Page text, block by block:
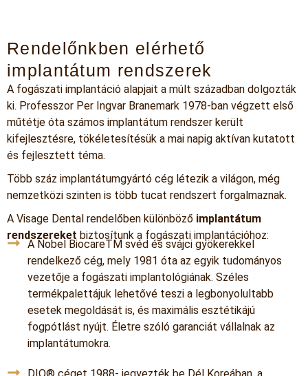
Rendelőnkben elérhető
implantátum rendszerek
A fogászati implantáció alapjait a múlt században dolgozták
ki. Professzor Per Ingvar Branemark 1978-ban végzett első
műtétje óta számos implantátum rendszer került
kifejlesztésre, tökéletesítésük a mai napig aktívan kutatott
és fejlesztett téma.
Több száz implantátumgyártó cég létezik a világon, még
nemzetközi szinten is több tucat rendszert forgalmaznak.
A Visage Dental rendelőben különböző implantátum
rendszereket biztosítunk a fogászati implantációhoz:
A Nobel BiocareTM svéd és svájci gyökerekkel
rendelkező cég, mely 1981 óta az egyik tudományos
vezetője a fogászati implantológiának. Széles
termékpalettájuk lehetővé teszi a legbonyolultabb
esetek megoldását is, és maximális esztétikájú
fogpótlást nyújt. Életre szóló garanciát vállalnak az
implantátumokra.